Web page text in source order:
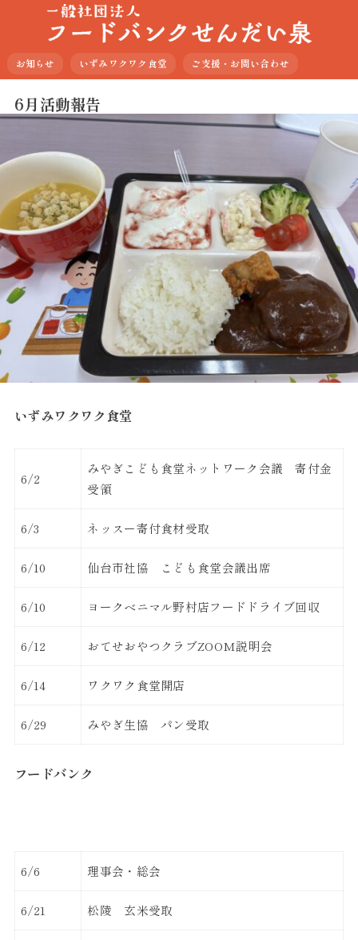
お知らせ いずみワクワク食堂 ご支援・お問い合わせ
6月活動報告
いずみワクワク食堂
6/2
みやぎこども食堂ネットワーク会議 寄付金
受領
6/3 ネッスー寄付食材受取
6/10 仙台市社協 こども食堂会議出席
6/10 ヨークベニマル野村店フードドライブ回収
6/12 おてせおやつクラブZOOM説明会
6/14 ワクワク食堂開店
6/29 みやぎ生協 パン受取
フードバンク
6/6 理事会・総会
6/21 松陵 玄米受取